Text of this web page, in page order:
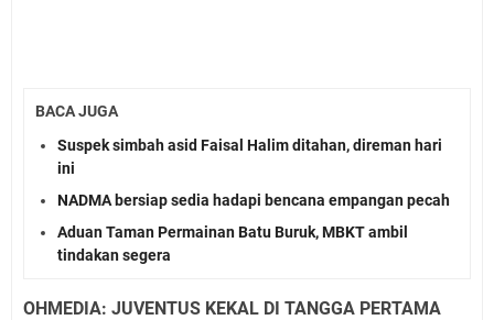
BACA JUGA
Suspek simbah asid Faisal Halim ditahan, direman hari
ini
NADMA bersiap sedia hadapi bencana empangan pecah
Aduan Taman Permainan Batu Buruk, MBKT ambil
tindakan segera
OHMEDIA: JUVENTUS KEKAL DI TANGGA PERTAMA